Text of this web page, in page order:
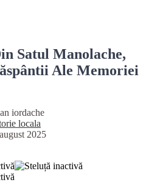
Satul Manolache,
Ale Memoriei
iordache
locala
2025